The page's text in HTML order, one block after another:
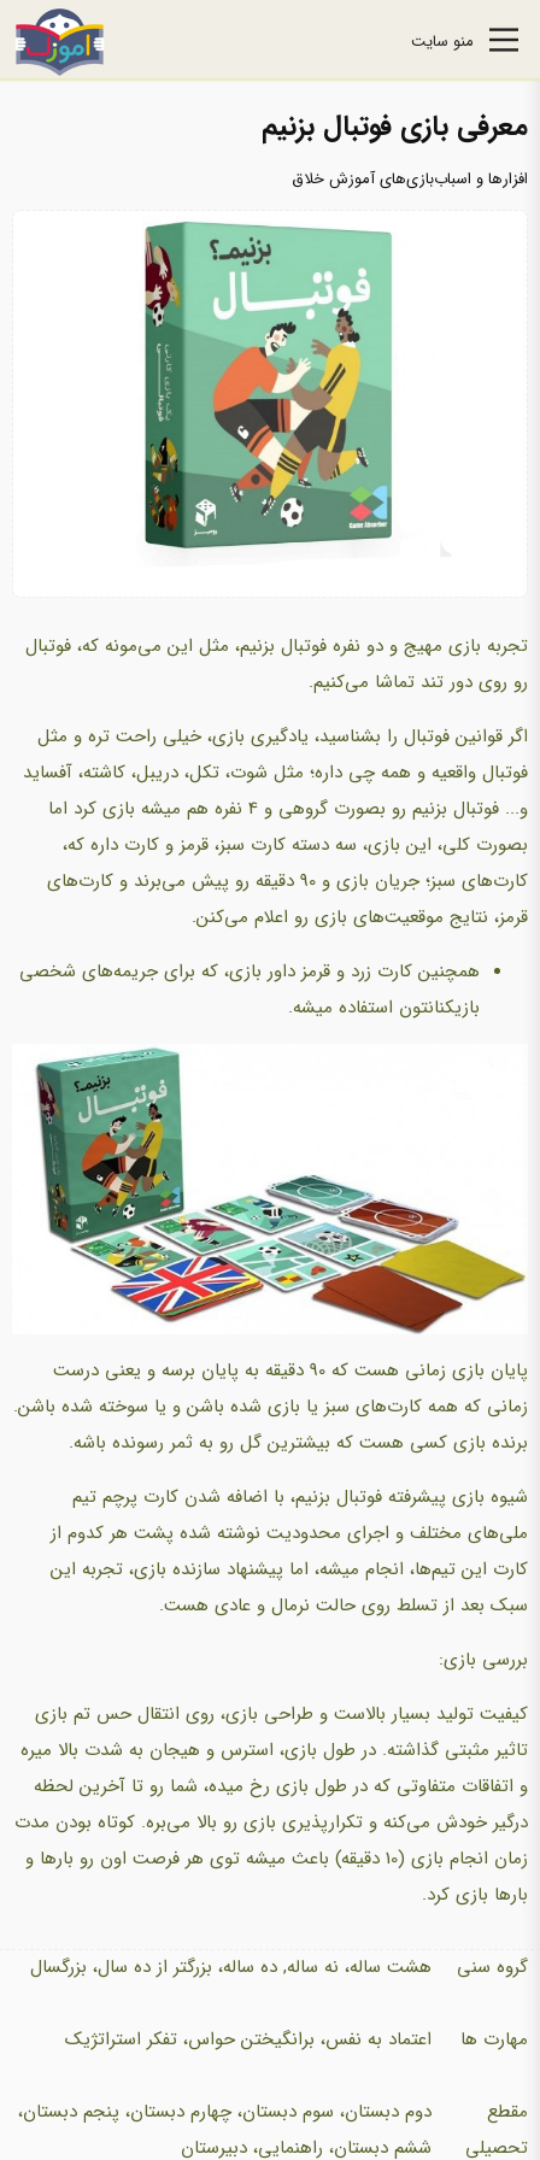
منو سایت
معرفی بازی فوتبال بزنیم
افزارها و اسباب‌بازی‌های آموزش خلاق
تجربه بازی مهیج و دو نفره فوتبال بزنیم، مثل این می‌مونه که، فوتبال
رو روی دور تند تماشا می‌کنیم.
اگر قوانین فوتبال را بشناسید، یادگیری بازی، خیلی راحت تره و مثل
فوتبال واقعیه و همه چی داره؛ مثل شوت، تکل، دریبل، کاشته، آفساید
و... فوتبال بزنیم رو بصورت گروهی و 4 نفره هم میشه بازی کرد اما
بصورت کلی، این بازی، سه دسته کارت سبز، قرمز و کارت داره که،
کارت‌های سبز؛ جریان بازی و 90 دقیقه رو پیش می‌برند و کارت‌های
قرمز، نتایج موقعیت‌های بازی رو اعلام می‌کنن.
همچنین کارت زرد و قرمز داور بازی، که برای جریمه‌های شخصی
بازیکنانتون استفاده میشه.
پایان بازی زمانی هست که 90 دقیقه به پایان برسه و یعنی درست
زمانی که همه کارت‌های سبز یا بازی شده باشن و یا سوخته شده باشن.
برنده بازی کسی هست که بیشترین گل رو به ثمر رسونده باشه.
شیوه بازی پیشرفته فوتبال بزنیم، با اضافه شدن کارت پرچم تیم
ملی‌های مختلف و اجرای محدودیت نوشته شده پشت هر کدوم از
کارت این تیم‌ها، انجام میشه، اما پیشنهاد سازنده بازی، تجربه این
سبک بعد از تسلط روی حالت نرمال و عادی هست.
بررسی بازی:
کیفیت تولید بسیار بالاست و طراحی بازی، روی انتقال حس تم بازی
تاثیر مثبتی گذاشته. در طول بازی، استرس و هیجان به شدت بالا میره
و اتفاقات متفاوتی که در طول بازی رخ میده، شما رو تا آخرین لحظه
درگیر خودش می‌کنه و تکرارپذیری بازی رو بالا می‌بره. کوتاه بودن مدت
زمان انجام بازی (10 دقیقه) باعث میشه توی هر فرصت اون رو بارها و
بارها بازی کرد.
گروه سنی هشت ساله، نه ساله, ده ساله، بزرگتر از ده سال، بزرگسال
مهارت ها اعتماد به نفس، برانگیختن حواس، تفکر استراتژیک
مقطع
تحصیلی
دوم دبستان، سوم دبستان، چهارم دبستان، پنجم دبستان،
ششم دبستان، راهنمایی، دبیرستان